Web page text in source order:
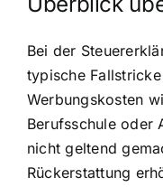
Bei der
typische
Werbungskosten
Berufsschule oder
nicht geltend
Rückerstattung